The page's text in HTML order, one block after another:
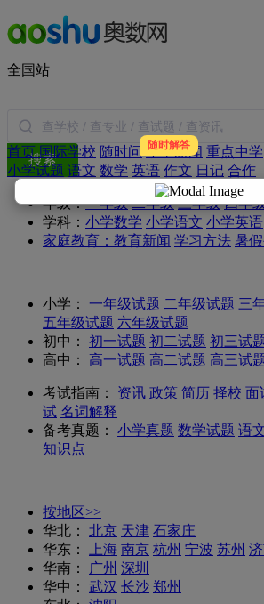
全国站
搜索
首页国际学校 随时问 随时解答
小学新闻 重点中学
小学试题 语文 数学 英语 作文 日记 合作
年级：一年级 二年级 三年级 四年
学科： 小学数学 小学语文 小学英语
家庭教育： 教育新闻 学习方法 暑
小学： 一年级试题 二年级试题 三
五年级试题 六年级试题
初中：
初一试题 初二试题 初三试
高中：
高一试题 高二试题 高三试
考试指南： 资讯 政策 简历 择校 面
试 名词解释
备考真题：
小学真题 数学试题 语
知识点
按地区>>
华北：
北京 天津 石家庄
华东：
上海 南京 杭州 宁波 苏州
华南：
广州 深圳
华中：
武汉 长沙 郑州